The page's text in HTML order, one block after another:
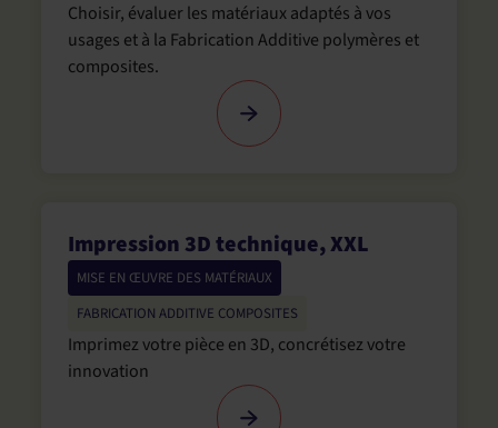
Choisir, évaluer les matériaux adaptés à vos
usages et à la Fabrication Additive polymères et
composites.
Impression 3D technique, XXL
MISE EN ŒUVRE DES MATÉRIAUX
FABRICATION ADDITIVE COMPOSITES
Imprimez votre pièce en 3D, concrétisez votre
innovation